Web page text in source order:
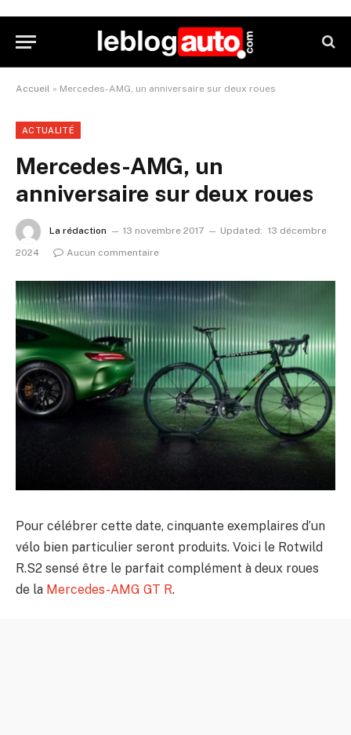
Accueil » Mercedes-AMG, un anniversaire sur deux roues
ACTUALITÉ
Mercedes-AMG, un
anniversaire sur deux roues
La rédaction 13 novembre 2017 Updated: 13 décembre
2024
Aucun commentaire
Pour célébrer cette date, cinquante exemplaires d’un
vélo bien particulier seront produits. Voici le Rotwild
R.S2 sensé être le parfait complément à deux roues
de la Mercedes-AMG GT R.